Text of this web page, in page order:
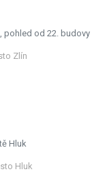
pohled od 22. budovy
Zlín
Hluk
Hluk